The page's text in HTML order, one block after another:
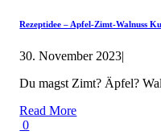
Rezeptidee – Apfel-Zimt-Walnuss
30. November 2023|
Du magst Zimt? Äpfel?
Read More
0